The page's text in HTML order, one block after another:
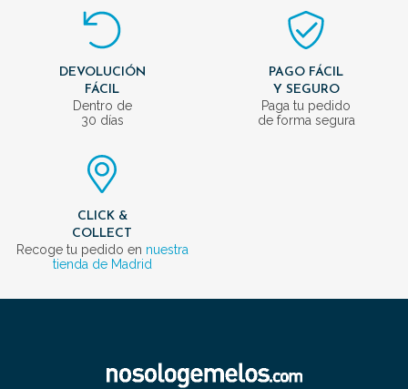
DEVOLUCIÓN
FÁCIL
Dentro de
30 días
PAGO FÁCIL
Y SEGURO
Paga tu pedido
de forma segura
CLICK &
COLLECT
Recoge tu pedido en nuestra
tienda de Madrid